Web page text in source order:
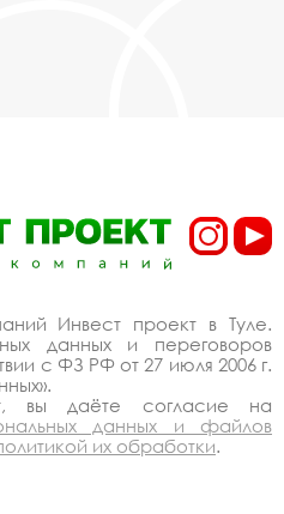
Инвест проект в Туле.
данных и переговоров
с ФЗ РФ от 27 июля 2006 г.
вы даёте согласие на
данных и файлов
их обработки.